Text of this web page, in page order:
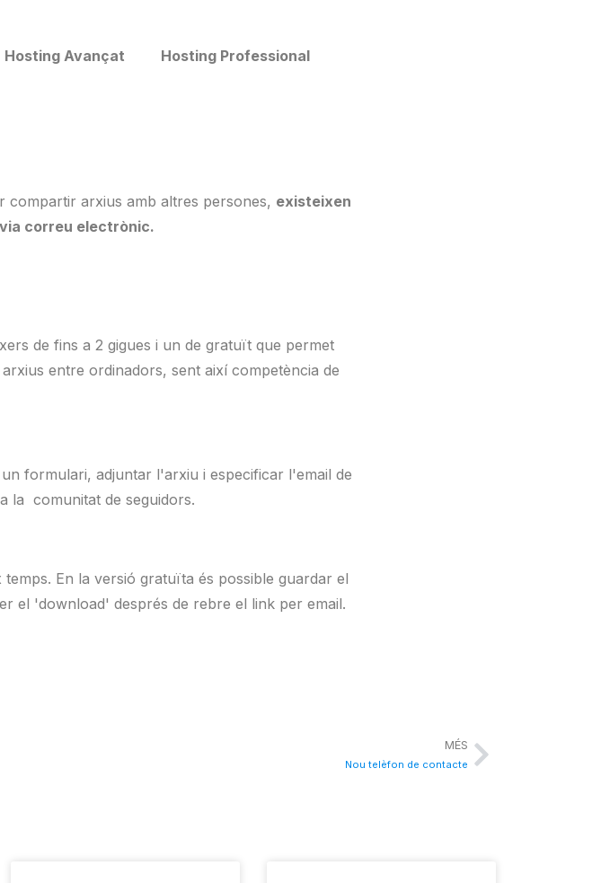
Hosting Avançat Hosting Professional
compartir arxius amb altres persones, existeixen
correu electrònic.
de fins a 2 gigues i un de gratuït que permet
entre ordinadors, sent així competència de
formulari, adjuntar l'arxiu i especificar l'email de
la comunitat de seguidors.
En la versió gratuïta és possible guardar el
el 'download' després de rebre el link per email.
MÉS
Nou telèfon de contacte